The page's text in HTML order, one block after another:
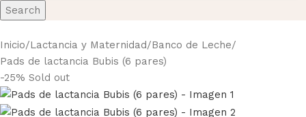
Search
Inicio Lactancia y Maternidad Banco de Leche
Pads de lactancia Bubis (6 pares)
-25% Sold out